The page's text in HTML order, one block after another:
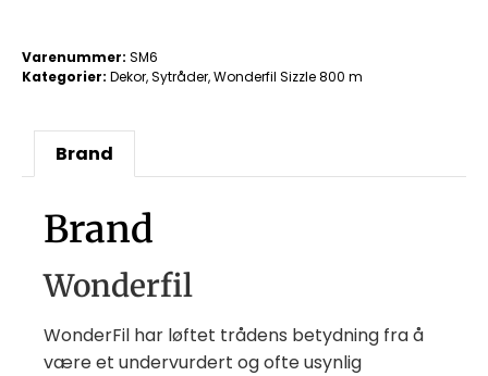
Varenummer: SM6
Kategorier: Dekor,Sytråder,Wonderfil Sizzle 800 m
Brand
Brand
Wonderfil
WonderFil har løftet trådens betydning fra å
være et undervurdert og ofte usynlig